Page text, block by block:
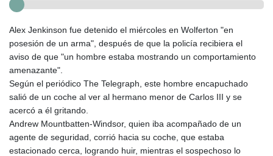
Alex Jenkinson fue detenido el miércoles en Wolferton "en
posesión de un arma", después de que la policía recibiera el
aviso de que "un hombre estaba mostrando un comportamiento
amenazante".
Según el periódico The Telegraph, este hombre encapuchado
salió de un coche al ver al hermano menor de Carlos III y se
acercó a él gritando.
Andrew Mountbatten-Windsor, quien iba acompañado de un
agente de seguridad, corrió hacia su coche, que estaba
estacionado cerca, logrando huir, mientras el sospechoso lo